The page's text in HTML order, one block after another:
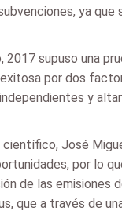
ya
supuso una
por dos
y
José
por lo
de las
que a través de